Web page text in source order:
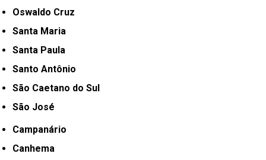
Oswaldo Cruz
Santa Maria
Santa Paula
Santo Antônio
São Caetano do Sul
São José
Campanário
Canhema